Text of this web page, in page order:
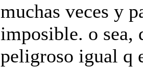
muchas veces y
imposible. o sea,
peligroso igual q